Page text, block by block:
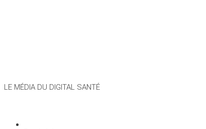
LE MÉDIA DU DIGITAL SANTÉ